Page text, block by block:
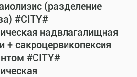
(разделение
#CITY#
надвлагалищная
+ сакроцервикопексия
#CITY#